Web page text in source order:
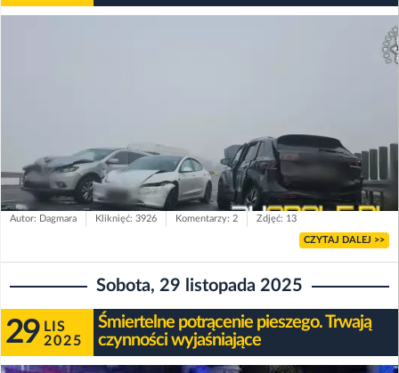
Autor: Dagmara Kliknięć: 3926 Komentarzy: 2 Zdjęć: 13
CZYTAJ DALEJ >>
Sobota, 29 listopada 2025
29 LIS
2025
Śmiertelne potrącenie pieszego. Trwają
czynności wyjaśniające